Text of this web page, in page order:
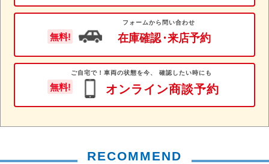
無料!
フォームから問い合わせ
在庫確認・来店予約
無料!
ご自宅で！車両の状態を今、 確認したい時にも
オンライン商談予約
RECOMMEND